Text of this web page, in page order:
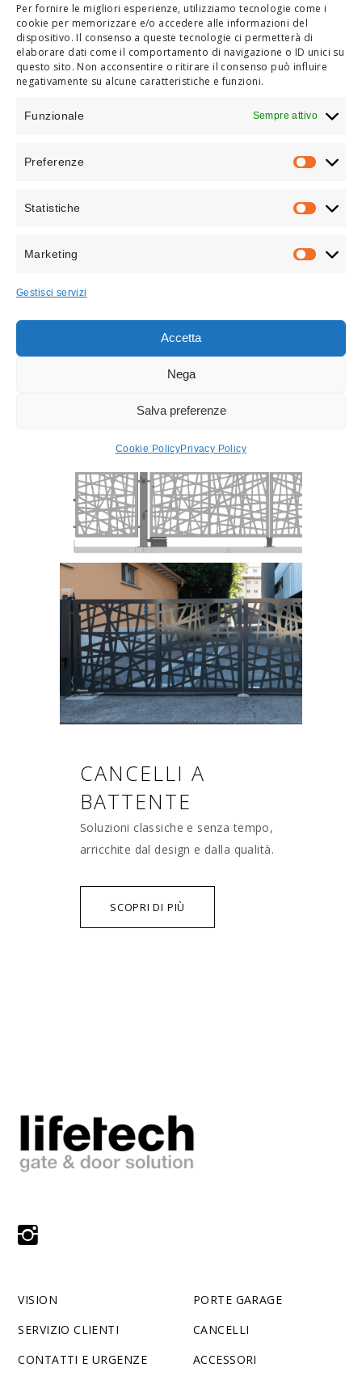
Per fornire le migliori esperienze, utilizziamo tecnologie come i
cookie per memorizzare e/o accedere alle informazioni del
dispositivo. Il consenso a queste tecnologie ci permetterà di
elaborare dati come il comportamento di navigazione o ID unici su
questo sito. Non acconsentire o ritirare il consenso può influire
negativamente su alcune caratteristiche e funzioni.
Funzionale Sempre attivo
Preferenze
Statistiche
Marketing
Gestisci servizi
Accetta
Nega
Salva preferenze
Cookie PolicyPrivacy Policy
CANCELLI
CANCELLI A
BATTENTE
Soluzioni classiche e senza tempo,
arricchite dal design e dalla qualità.
SCOPRI DI PIÙ
VISION
SERVIZIO CLIENTI
CONTATTI E URGENZE
PORTE GARAGE
CANCELLI
ACCESSORI